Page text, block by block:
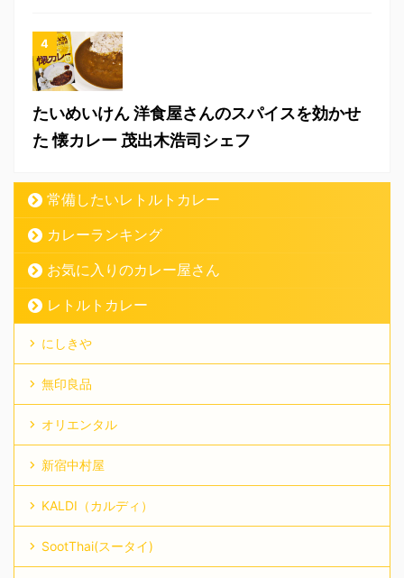
たいめいけん 洋食屋さんのスパイスを効かせ
た 懐カレー 茂出木浩司シェフ
常備したいレトルトカレー
カレーランキング
お気に入りのカレー屋さん
レトルトカレー
にしきや
無印良品
オリエンタル
新宿中村屋
KALDI（カルディ）
SootThai(スータイ)